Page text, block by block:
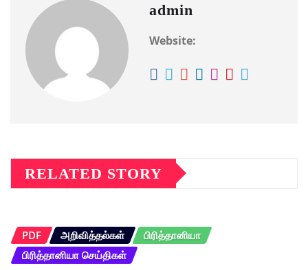
admin
Website:
RELATED STORY
PDF அறிவித்தல்கள்
பிரித்தானியா
பிரித்தானியா செய்திகள்